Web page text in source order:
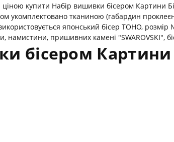
купити Набір вишивки бісером Картини
укомплектовано тканиною (габардин
японський бісер TOHO, розмір
пришивних камені "SWAROVSKI",
бісером Картини